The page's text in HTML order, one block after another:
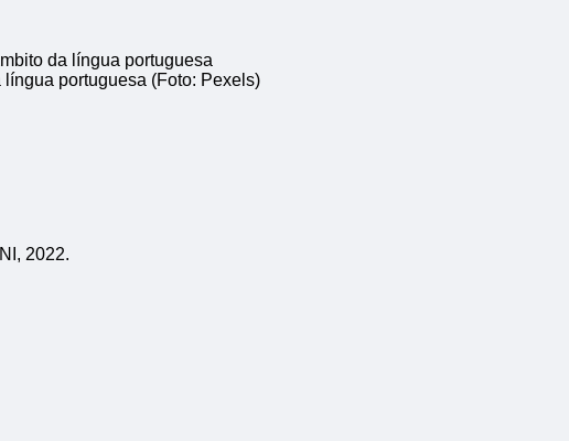
portuguesa (Foto: Pexels)
2022.